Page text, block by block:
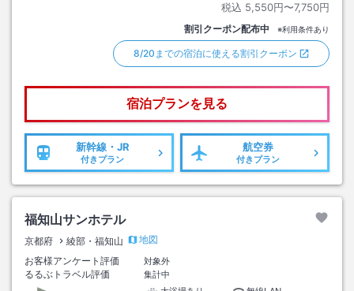
税込 5,550円〜7,750円
割引クーポン配布中 ※利用条件あり
8/20までの宿泊に使える割引クーポン
宿泊プランを見る
新幹線・JR
付きプラン
航空券
付きプラン
福知山サンホテル
京都府 綾部・福知山
地図
お客様アンケート評価
対象外
るるぶトラベル評価
集計中